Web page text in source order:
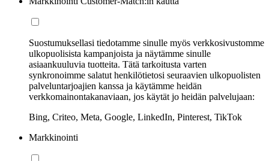
Suostumuksellasi tiedotamme sinulle myös verkkosivustomme
ulkopuolisista kampanjoista ja näytämme sinulle
asiaankuuluvia tuotteita. Tätä tarkoitusta varten
synkronoimme salatut henkilötietosi seuraavien ulkopuolisten
palveluntarjoajien kanssa ja käytämme heidän
verkkomainontakanaviaan, jos käytät jo heidän palvelujaan:
Bing, Criteo, Meta, Google, LinkedIn, Pinterest, TikTok
Markkinointi